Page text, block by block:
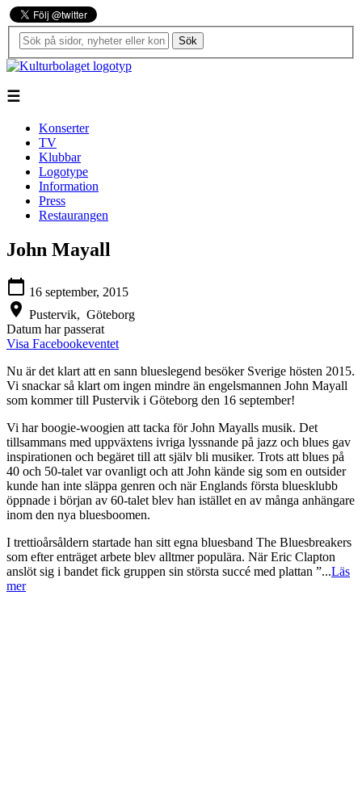
Sök
☰
Konserter
TV
Klubbar
Logotype
Information
Press
Restaurangen
John Mayall
calendar_today 16 september, 2015
location_on Pustervik, Göteborg
Datum har passerat
Visa Facebookeventet
Nu är det klart att en sann blueslegend besöker Sverige hösten 2015.
Vi snackar så klart om ingen mindre än engelsmannen John Mayall
som kommer till Pustervik i Göteborg den 16 september!
Vi har boogie-woogien att tacka för John Mayalls musik. Det
tillsammans med uppväxtens ivriga lyssnande på jazz och blues gav
inspirationen och begäret till att själv bli musiker. Trots att blues på
40 och 50-talet var ovanligt och att John kände sig som en outsider
kunde han inte släppa genren och när Englands första bluesklubb
öppnade i början av 60-talet blev han istället en av många anhängare
inom den nya bluesboomen.
I trettioårsåldern startade han sitt egna bluesband The Bluesbreakers
som efter enträget arbete blev alltmer populära. När Eric Clapton
anslöt sig i bandet fick gruppen sin största succé med plattan ”...Läs
mer